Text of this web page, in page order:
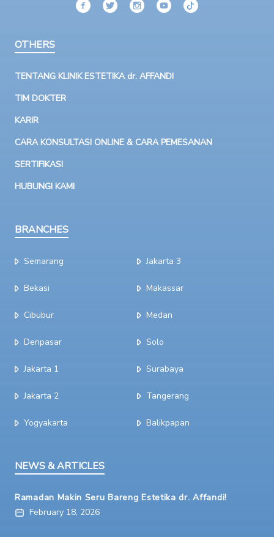
OTHERS
TENTANG KLINIK ESTETIKA dr. AFFANDI
TIM DOKTER
KARIR
CARA KONSULTASI ONLINE & CARA PEMESANAN
SERTIFIKASI
HUBUNGI KAMI
BRANCHES
Semarang
Bekasi
Cibubur
Denpasar
Jakarta 1
Jakarta 2
Yogyakarta
Jakarta 3
Makassar
Medan
Solo
Surabaya
Tangerang
Balikpapan
NEWS & ARTICLES
Ramadan Makin Seru Bareng Estetika dr. Affandi!
February 18, 2026